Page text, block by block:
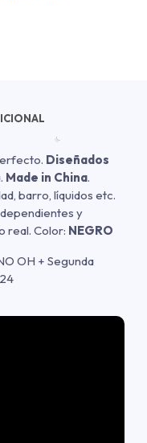
Diseñados
Made in China.
barro, líquidos etc.
y
real. Color: NEGRO
OH + Segunda